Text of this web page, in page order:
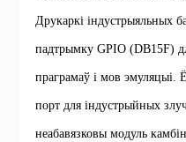
Друкаркі індустрыяльных
падтрымку GPIO (DB15F)
праграмаў і мов эмуляцыі.
порт для індустрыйных
неабавязковы модуль